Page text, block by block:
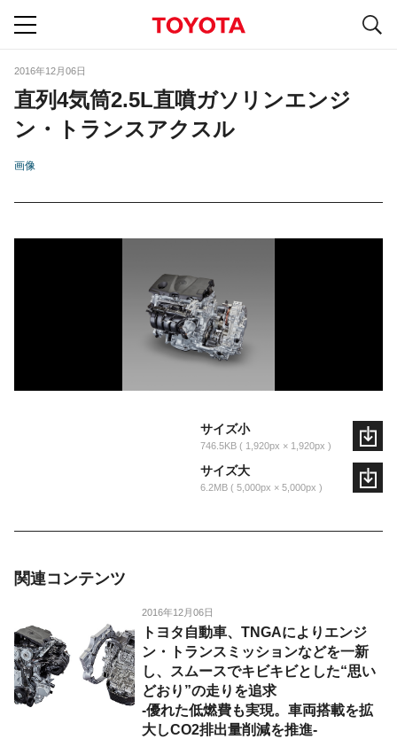
2016年12月06日
直列4気筒2.5L直噴ガソリンエンジ
ン・トランスアクスル
画像
サイズ小
746.5KB 1,920px × 1,920px
サイズ大
6.2MB 5,000px × 5,000px
関連コンテンツ
2016年12月06日
トヨタ自動車、TNGAによりエンジ
ン・トランスミッションなどを一新
し、スムースでキビキビとした“思い
どおり”の走りを追求
-優れた低燃費も実現。車両搭載を拡
大しCO2排出量削減を推進-